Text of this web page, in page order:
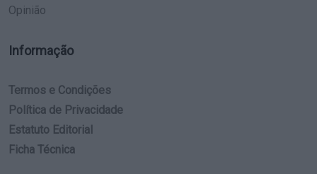
Opinião
Informação
Termos e Condições
Política de Privacidade
Estatuto Editorial
Ficha Técnica